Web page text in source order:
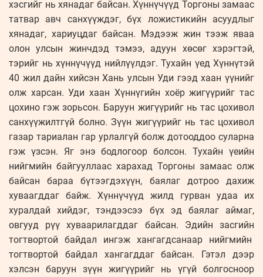
хэсгийг нь хянадаг байсан. Хүннүчүүд Торгоны замаас
татвар авч санхүүждэг, бүх ложистикийн асуудлыг
хянадаг, хариуцдаг байсан. Мэдээж жин тээж яваа
олон улсын жинчдэд тэмээ, адуун хөсөг хэрэгтэй,
тэрийг нь хүннүчүүд нийлүүлдэг. Тухайн үед Хүннүтэй
40 жил дайн хийсэн Хань улсын Уди гээд хаан үүнийг
олж харсан. Уди хаан Хүннүгийн хоёр жигүүрийг тас
цохино гэж зорьсон. Баруун жигүүрийг нь тас цохивол
санхүүжилтгүй болно. Зүүн жигүүрийг нь тас цохивол
газар тариалан гар урлалгүй болж дотооддоо суларна
гэж үзсэн. Яг энэ бодлогоор болсон. Тухайн үеийн
нийгмийн байгууллаас харахад Торгоны замаас олж
байсан бараа бүтээгдэхүүн, баялаг дотроо дахиж
хуваагддаг байж. Хүннүчүүд жилд гурван удаа их
хуралдай хийдэг, тэндээсээ бүх эд баялаг аймаг,
овгууд рүү хуваарилагддаг байсан. Эдийн засгийн
тогтвортой байдал ингэж хангагдсанаар нийгмийн
тогтвортой байдал хангагддаг байсан. Гэтэл дээр
хэлсэн баруун зүүн жигүүрийг нь үгүй болгосноор